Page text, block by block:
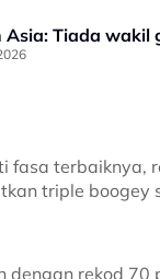
Asia: Tiada wakil
fasa
triple
dengan rekod